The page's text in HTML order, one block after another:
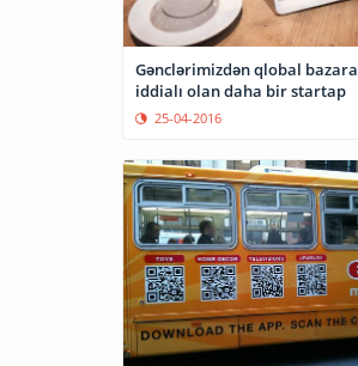
Gənclərimizdən qlobal bazara
iddialı olan daha bir startap
25-04-2016